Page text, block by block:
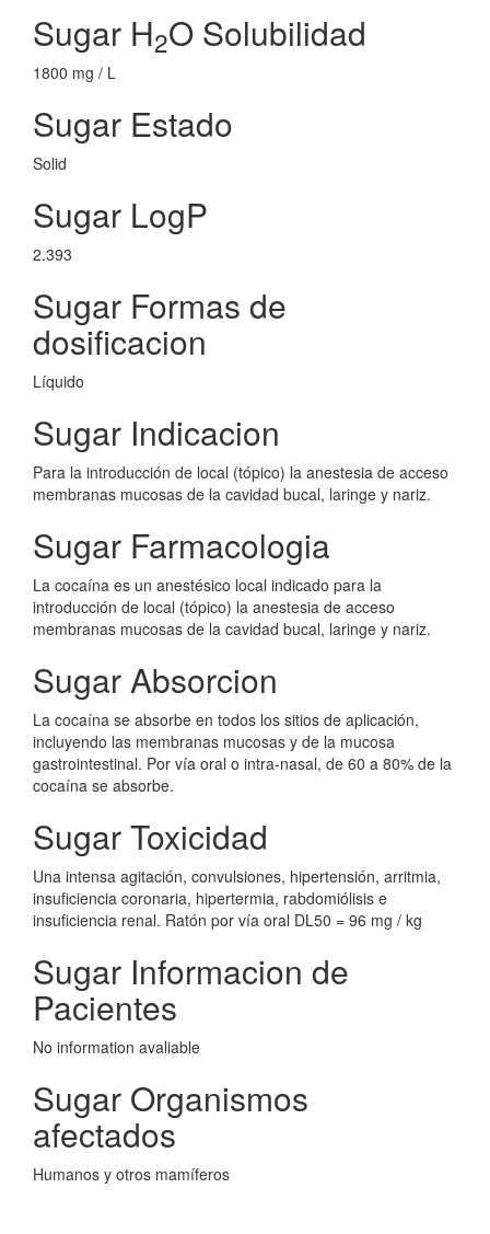
Sugar H2O Solubilidad
1800 mg / L
Sugar Estado
Solid
Sugar LogP
2.393
Sugar Formas de
dosificacion
Líquido
Sugar Indicacion
Para la introducción de local (tópico) la anestesia de acceso
membranas mucosas de la cavidad bucal, laringe y nariz.
Sugar Farmacologia
La cocaína es un anestésico local indicado para la
introducción de local (tópico) la anestesia de acceso
membranas mucosas de la cavidad bucal, laringe y nariz.
Sugar Absorcion
La cocaína se absorbe en todos los sitios de aplicación,
incluyendo las membranas mucosas y de la mucosa
gastrointestinal. Por vía oral o intra-nasal, de 60 a 80% de la
cocaína se absorbe.
Sugar Toxicidad
Una intensa agitación, convulsiones, hipertensión, arritmia,
insuficiencia coronaria, hipertermia, rabdomiólisis e
insuficiencia renal. Ratón por vía oral DL50 = 96 mg / kg
Sugar Informacion de
Pacientes
No information avaliable
Sugar Organismos
afectados
Humanos y otros mamíferos